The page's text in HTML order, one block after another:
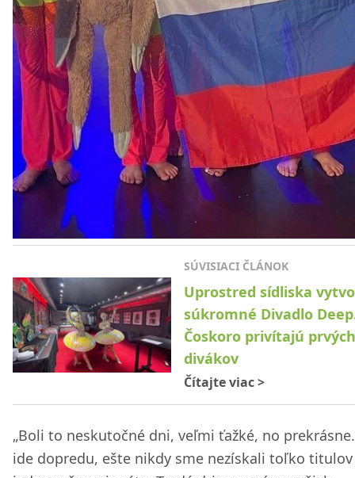
SÚVISIACI ČLÁNOK
Uprostred sídliska
súkromné Divadlo
Čoskoro privítajú prvých
divákov
Čítajte viac>
„Boli to neskutočné dni, veľmi ťažké, no prekrásne.
ide dopredu, ešte nikdy sme nezískali toľko